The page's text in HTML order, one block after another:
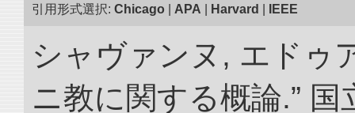
引用形式選択: Chicago APA Harvard IEEE
シャヴァンヌ, エドゥ
ニ教に関する概論.”